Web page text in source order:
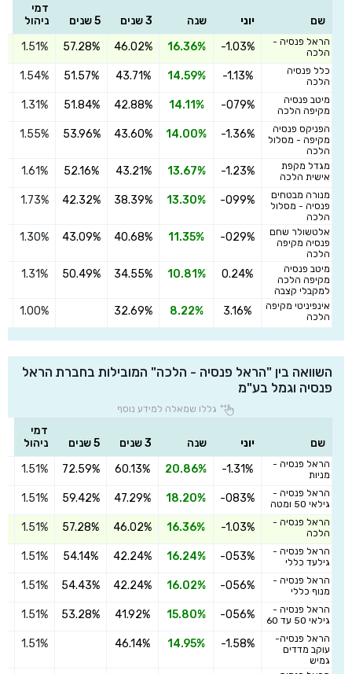
שם יוני שנה 3 שנים 5 שנים
דמי
ניהול
הראל פנסיה -
הלכה
-1.03%
16.36%
46.02%
57.28%
1.51%
כלל פנסיה
הלכה
-1.13%
14.59%
43.71%
51.57%
1.54%
מיטב פנסיה
מקיפה הלכה
-079%
14.11%
42.88%
51.84%
1.31%
הפניקס פנסיה
מקיפה - מסלול
הלכה
-1.36%
14.00%
43.60%
53.96%
1.55%
מגדל מקפת
אישית הלכה
-1.23%
13.67%
43.21%
52.16%
1.61%
מנורה מבטחים
פנסיה - מסלול
הלכה
-099%
13.30%
38.39%
42.32%
1.73%
אלטשולר שחם
פנסיה מקיפה
הלכה
-029%
11.35%
40.68%
43.09%
1.30%
מיטב פנסיה
מקיפה הלכה
למקבלי קצבה
0.24%
10.81%
34.55%
50.49%
1.31%
אינפיניטי מקיפה
הלכה
3.16%
8.22%
32.69%
1.00%
השוואה בין "הראל פנסיה - הלכה" המובילות בחברת הראל
פנסיה וגמל בע"מ
גללו שמאלה למידע נוסף
שם יוני שנה 3 שנים 5 שנים
דמי
ניהול
הראל פנסיה -
מניות
-1.31%
20.86%
60.13%
72.59%
1.51%
הראל פנסיה -
גילאי 50 ומטה
-083%
18.20%
47.29%
59.42%
1.51%
הראל פנסיה -
הלכה
-1.03%
16.36%
46.02%
57.28%
1.51%
הראל פנסיה -
גילעד כללי
-053%
16.24%
42.24%
54.14%
1.51%
הראל פנסיה -
מנוף כללי
-056%
16.02%
42.24%
54.43%
1.51%
הראל פנסיה -
גילאי 50 עד 60
-056%
15.80%
41.92%
53.28%
1.51%
הראל פנסיה-
עוקב מדדים
גמיש
-1.58%
14.95%
46.14%
1.51%